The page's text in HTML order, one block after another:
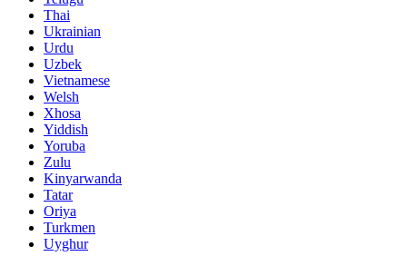
Thai
Ukrainian
Urdu
Uzbek
Vietnamese
Welsh
Xhosa
Yiddish
Yoruba
Zulu
Kinyarwanda
Tatar
Oriya
Turkmen
Uyghur